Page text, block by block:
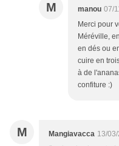
M manou 07/
Merci pour
Méréville,
en dés ou
cuire en
à de
confiture :)
M Mangiavacca 13/